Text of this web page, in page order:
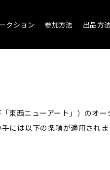
クション 参加方法 出品方法
東西ニューアート」）のオ
には以下の条項が適用されま